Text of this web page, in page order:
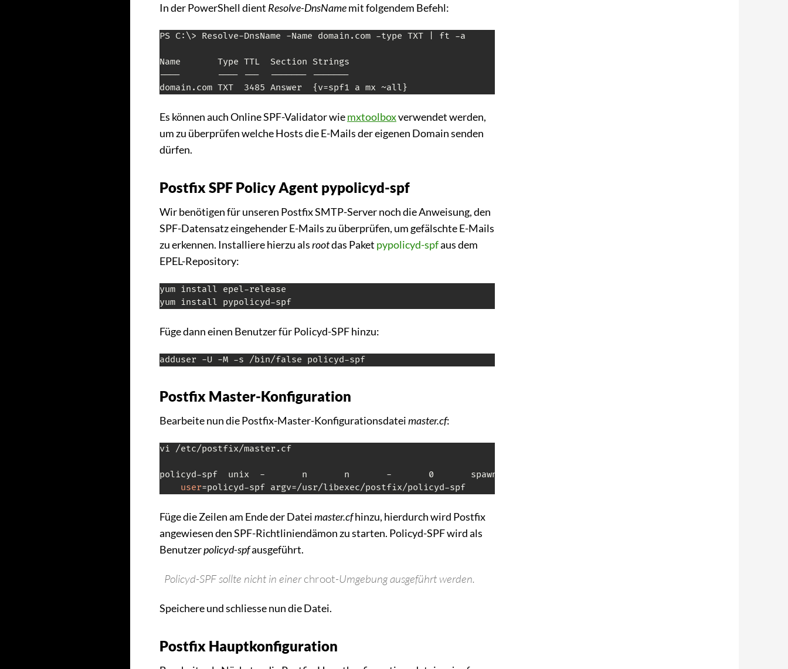
In der PowerShell dient Resolve-DnsNamemit folgendem Befehl:
PS C:\> Resolve-DnsName -Name domain.com -type TXT | ft -a
Name       Type TTL  Section Strings
----       ---- ---  ------- -------
Es können auch Online SPF-Validator wiemxtoolboxverwendet werden,
um zu überprüfen welche Hosts die E-Mails der eigenen Domain senden
dürfen.
Postfix SPF Policy Agent pypolicyd-spf
Wir benötigen für unseren Postfix SMTP-Server noch die Anweisung, den
SPF-Datensatz eingehender E-Mails zu überprüfen, um gefälschte E-Mails
zu erkennen. Installiere hierzu alsrootdas Paket pypolicyd-spfaus dem
EPEL-Repository:
yum install epel-release
yum install pypolicyd-spf
Füge dann einen Benutzer für Policyd-SPF hinzu:
Postfix Master-Konfiguration
Bearbeite nun die Postfix-Master-Konfigurationsdateimaster.cf:
vi /etc/postfix/master.cf
policyd-spf  unix  -       n       n       -       0       spawn
user
Füge die Zeilen am Ende der Dateimaster.cfhinzu, hierdurch wird Postfix
angewiesen den SPF-Richtliniendämon zu starten. Policyd-SPF wird als
Benutzerpolicyd-spfausgeführt.
Policyd-SPF sollte nicht in einerchroot-Umgebung ausgeführt werden.
Speichere und schliesse nun die Datei.
Postfix Hauptkonfiguration